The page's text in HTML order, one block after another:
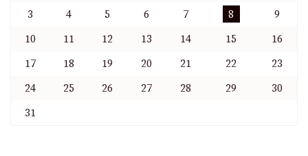
3
4 5 6 7 8
9
10
11 12 13 14 15
16
17
18 19 20 21 22
23
24
25 26 27 28 29
30
31